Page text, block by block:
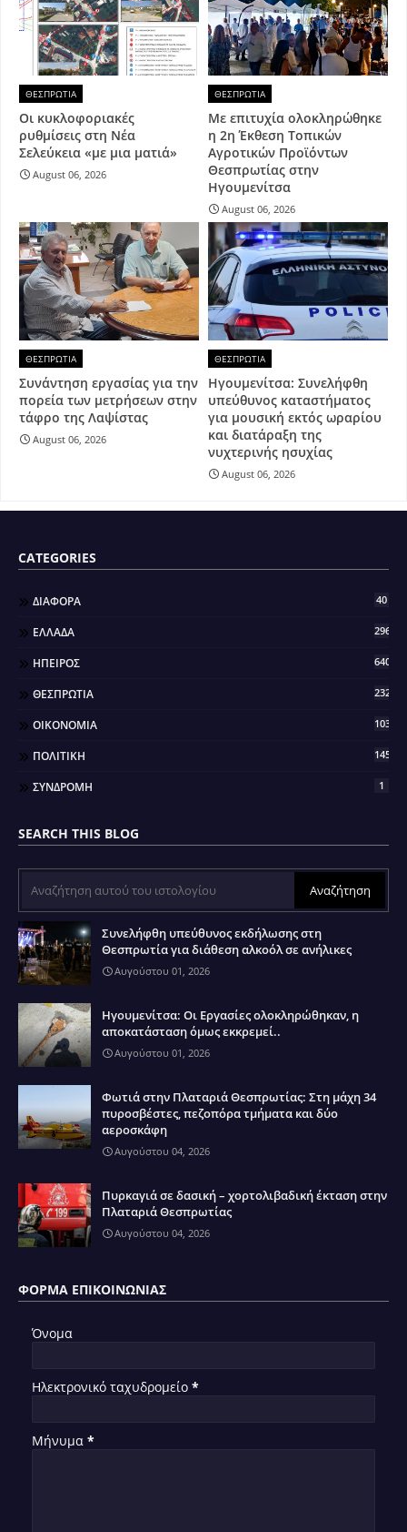
ΘΕΣΠΡΩΤΙΑ
Οι κυκλοφοριακές
ρυθμίσεις στη Νέα
Σελεύκεια «με μια ματιά»
August 06, 2026
ΘΕΣΠΡΩΤΙΑ
Με επιτυχία ολοκληρώθηκε
η 2η Έκθεση Τοπικών
Αγροτικών Προϊόντων
Θεσπρωτίας στην
Ηγουμενίτσα
August 06, 2026
ΘΕΣΠΡΩΤΙΑ
Συνάντηση εργασίας για την
πορεία των μετρήσεων στην
τάφρο της Λαψίστας
August 06, 2026
ΘΕΣΠΡΩΤΙΑ
Ηγουμενίτσα: Συνελήφθη
υπεύθυνος καταστήματος
για μουσική εκτός ωραρίου
και διατάραξη της
νυχτερινής ησυχίας
August 06, 2026
CATEGORIES
ΔΙΑΦΟΡΑ 40
ΕΛΛΑΔΑ 296
ΗΠΕΙΡΟΣ 640
ΘΕΣΠΡΩΤΙΑ 2321
ΟΙΚΟΝΟΜΙΑ 103
ΠΟΛΙΤΙΚΗ 145
ΣΥΝΔΡΟΜΗ 1
SEARCH THIS BLOG
Συνελήφθη υπεύθυνος εκδήλωσης στη
Θεσπρωτία για διάθεση αλκοόλ σε ανήλικες
Αυγούστου 01, 2026
Ηγουμενίτσα: Οι Εργασίες ολοκληρώθηκαν, η
αποκατάσταση όμως εκκρεμεί..
Αυγούστου 01, 2026
Φωτιά στην Πλαταριά Θεσπρωτίας: Στη μάχη 34
πυροσβέστες, πεζοπόρα τμήματα και δύο
αεροσκάφη
Αυγούστου 04, 2026
Πυρκαγιά σε δασική – χορτολιβαδική έκταση στην
Πλαταριά Θεσπρωτίας
Αυγούστου 04, 2026
ΦΌΡΜΑ ΕΠΙΚΟΙΝΩΝΊΑΣ
Όνομα
Ηλεκτρονικό ταχυδρομείο *
Μήνυμα *